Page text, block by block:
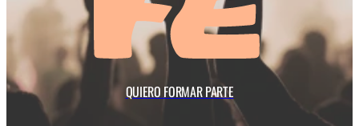
QUIERO FORMAR PARTE